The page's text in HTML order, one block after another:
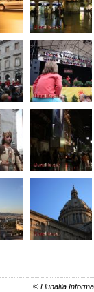
© Llunalila